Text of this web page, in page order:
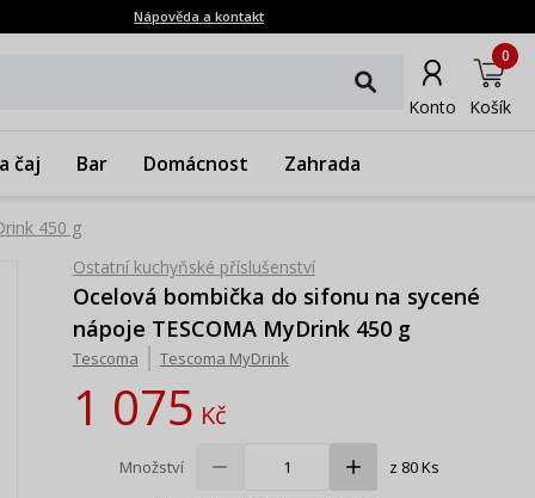
Nápověda a kontakt
Konto Košík
0
čaj Bar Domácnost Zahrada
450 g
Ostatní kuchyňské příslušenství
Ocelová bombička do sifonu na sycené
nápoje TESCOMA MyDrink 450 g
Tescoma Tescoma MyDrink
1 075Kč
Množství z 80 Ks